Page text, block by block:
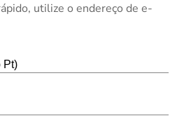
utilize o endereço de e-